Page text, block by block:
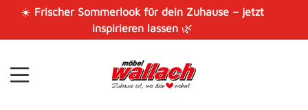
Zum Hauptinhalt springen
☀️ Frischer Sommerlook für dein Zuhause – jetzt
inspirieren lassen🌿